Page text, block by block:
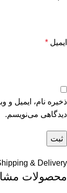
ایمیل *
ذخیره نام، ایمیل و
دیدگاهی می‌نویسم.
& Delivery
محصولات